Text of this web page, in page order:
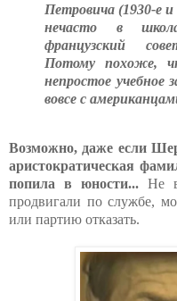
Петровича (1930-е
нечасто в
французский
Потому похоже,
непростое учебное
вовсе с
Возможно, даже если
аристократическая
попила в юности... Не
продвигали по службе,
или партию отказать.